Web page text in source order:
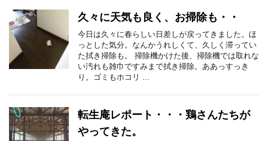
久々に天気も良く、お掃除も・・
今日は久々に春らしい日差しが戻ってきました。ほ
っとした気分。なんかうれしくて、久しく滞ってい
た拭き掃除も。 掃除機かけた後、掃除機では取れな
い汚れも雑巾ですみまで拭き掃除。ああっすっき
り。ゴミもホコリ ...
転生庵レポート・・・鶏さんたちが
やってきた。